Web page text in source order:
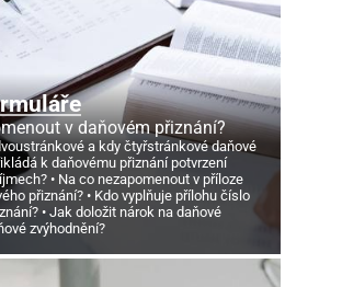
v daňovém přiznání?
a kdy čtyřstránkové daňové
k daňovému přiznání potvrzení
Na co nezapomenout v příloze
přiznání?
Kdo vyplňuje přílohu číslo
Jak doložit nárok na daňové
zvýhodnění?